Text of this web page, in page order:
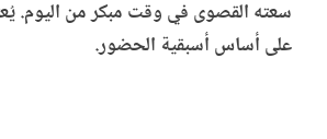
سعته القصوى في وقت مبكر من اليوم.
على أساس أسبقية الحضور.